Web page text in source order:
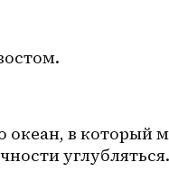
океан, в который
углубляться.